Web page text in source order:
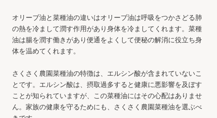
オリーブ油と菜種油の違いはオリーブ油は呼吸をつかさどる肺
の熱を冷まして潤す作用があり身体を冷ましてくれます。菜種
油は腸を潤す働きがあり便通をよくして便秘の解消に役立ち身
体を温めてくれます。
さくさく農園菜種油の特徴は、エルシン酸が含まれていないこ
とです。エルシン酸は、摂取過多すると健康に悪影響を及ぼす
ことが知られていますが、この菜種油にはその心配はありませ
ん。家族の健康を守るためにも、さくさく農園菜種油を選ぶべ